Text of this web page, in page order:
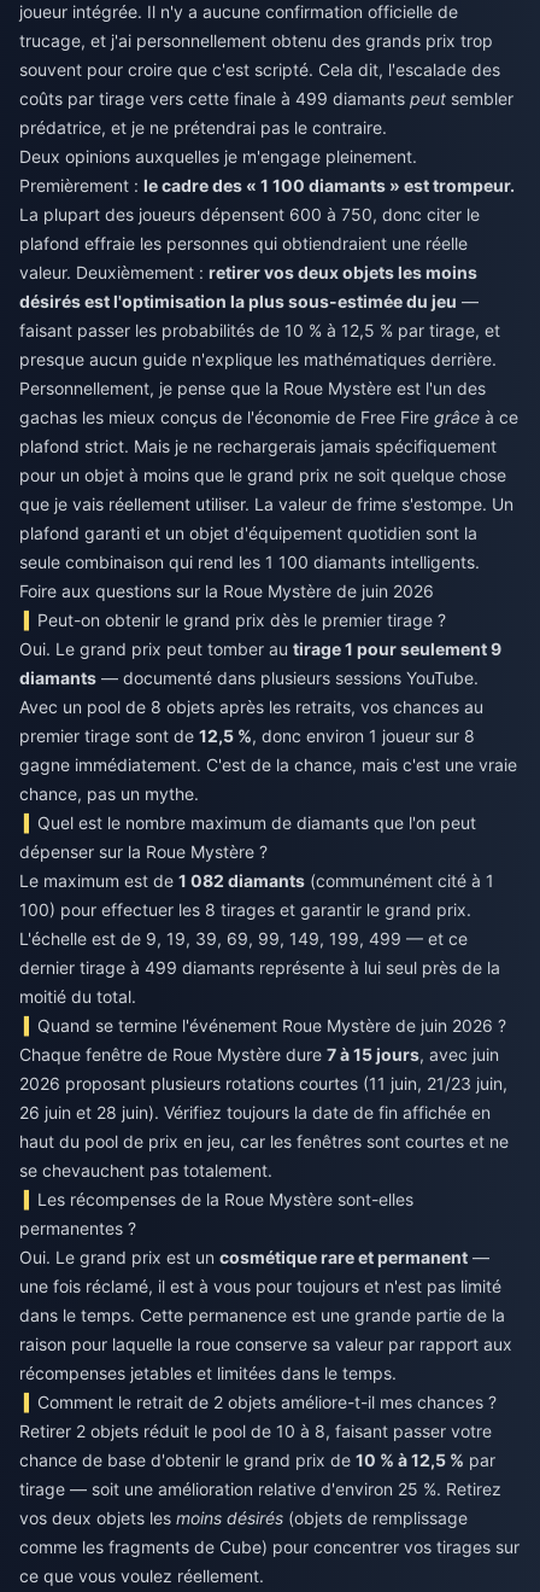
joueur intégrée. Il n'y a aucune confirmation officielle de
trucage, et j'ai personnellement obtenu des grands prix trop
souvent pour croire que c'est scripté. Cela dit, l'escalade des
coûts par tirage vers cette finale à 499 diamants peut sembler
prédatrice, et je ne prétendrai pas le contraire.
Deux opinions auxquelles je m'engage pleinement.
Premièrement : le cadre des « 1 100 diamants » est trompeur.
La plupart des joueurs dépensent 600 à 750, donc citer le
plafond effraie les personnes qui obtiendraient une réelle
valeur. Deuxièmement : retirer vos deux objets les moins
désirés est l'optimisation la plus sous-estimée du jeu —
faisant passer les probabilités de 10 % à 12,5 % par tirage, et
presque aucun guide n'explique les mathématiques derrière.
Personnellement, je pense que la Roue Mystère est l'un des
gachas les mieux conçus de l'économie de Free Fire grâce à ce
plafond strict. Mais je ne rechargerais jamais spécifiquement
pour un objet à moins que le grand prix ne soit quelque chose
que je vais réellement utiliser. La valeur de frime s'estompe. Un
plafond garanti et un objet d'équipement quotidien sont la
seule combinaison qui rend les 1 100 diamants intelligents.
Foire aux questions sur la Roue Mystère de juin 2026
Peut-on obtenir le grand prix dès le premier tirage ?
Oui. Le grand prix peut tomber au tirage 1 pour seulement 9
diamants — documenté dans plusieurs sessions YouTube.
Avec un pool de 8 objets après les retraits, vos chances au
premier tirage sont de 12,5 %, donc environ 1 joueur sur 8
gagne immédiatement. C'est de la chance, mais c'est une vraie
chance, pas un mythe.
Quel est le nombre maximum de diamants que l'on peut
dépenser sur la Roue Mystère ?
Le maximum est de 1 082 diamants (communément cité à 1
100) pour effectuer les 8 tirages et garantir le grand prix.
L'échelle est de 9, 19, 39, 69, 99, 149, 199, 499 — et ce
dernier tirage à 499 diamants représente à lui seul près de la
moitié du total.
Quand se termine l'événement Roue Mystère de juin 2026 ?
Chaque fenêtre de Roue Mystère dure 7 à 15 jours, avec juin
2026 proposant plusieurs rotations courtes (11 juin, 21/23 juin,
26 juin et 28 juin). Vérifiez toujours la date de fin affichée en
haut du pool de prix en jeu, car les fenêtres sont courtes et ne
se chevauchent pas totalement.
Les récompenses de la Roue Mystère sont-elles
permanentes ?
Oui. Le grand prix est un cosmétique rare et permanent —
une fois réclamé, il est à vous pour toujours et n'est pas limité
dans le temps. Cette permanence est une grande partie de la
raison pour laquelle la roue conserve sa valeur par rapport aux
récompenses jetables et limitées dans le temps.
Comment le retrait de 2 objets améliore-t-il mes chances ?
Retirer 2 objets réduit le pool de 10 à 8, faisant passer votre
chance de base d'obtenir le grand prix de 10 % à 12,5 % par
tirage — soit une amélioration relative d'environ 25 %. Retirez
vos deux objets les moins désirés (objets de remplissage
comme les fragments de Cube) pour concentrer vos tirages sur
ce que vous voulez réellement.